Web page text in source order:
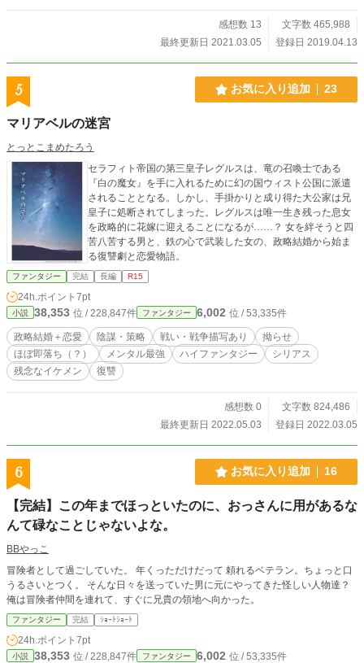
チートでほのぼの生活が主体――のはずだったのですが、陸上戦艦の艦隊戦や戦
感想数 13
文字数 465,988
最終更新日 2021.03.05
登録日 2019.04.13
5 お気に入り追加 23
マリアベルの迷宮
とっとこまめたろう
セラフィト帝国の第三皇子レグルスは、竜の召喚士である
『白の魔女』を手に入れるために幻の国ウィスト公国に派遣
されることとなる。しかし、手掛かりと成り得た大公家は兄
皇子に処断されてしまった。レグルスは唯一生き残った息女
を政略的に花嫁に迎えることになるが……？ 女を絆そうと四
苦八苦する男と、鉄の心で武装した女の、政略結婚から始ま
る復讐劇と恋愛物語。
ファンタジー 完結 長編 R15
24h.ポイント 7pt
小説 38,353 位 / 228,847件 ファンタジー 6,002 位 / 53,335件
政略結婚＋恋愛 陰謀・策略 戦い・戦争描写あり
拗らせ
ほぼ即落ち（？）
メンタル最強 ハイファンタジー
シリアス
残念なイケメン
復讐
感想数 0
文字数 824,486
最終更新日 2022.05.03
登録日 2022.03.05
6 お気に入り追加 16
【完結】この年までほっといたのに、おっさんに用があるな
んて碌なことじゃないよな。
BBやっこ
冒険者として過ごしていた。 年くっただけだって 頼れるベテラン。ちょっと口
うるさいとつく。 そんな日々を送っていた男に元にやってきた怪しい人物達？
俺は冒険者仲間を連れて、すぐに兄貴の領地へ向かった。
ファンタジー 完結 ｼｮｰﾄｼｮｰﾄ
24h.ポイント 7pt
小説 38,353 位 / 228,847件 ファンタジー 6,002 位 / 53,335件